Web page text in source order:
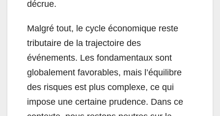
décrue.
Malgré tout, le cycle économique reste
tributaire de la trajectoire des
événements. Les fondamentaux sont
globalement favorables, mais l’équilibre
des risques est plus complexe, ce qui
impose une certaine prudence. Dans ce